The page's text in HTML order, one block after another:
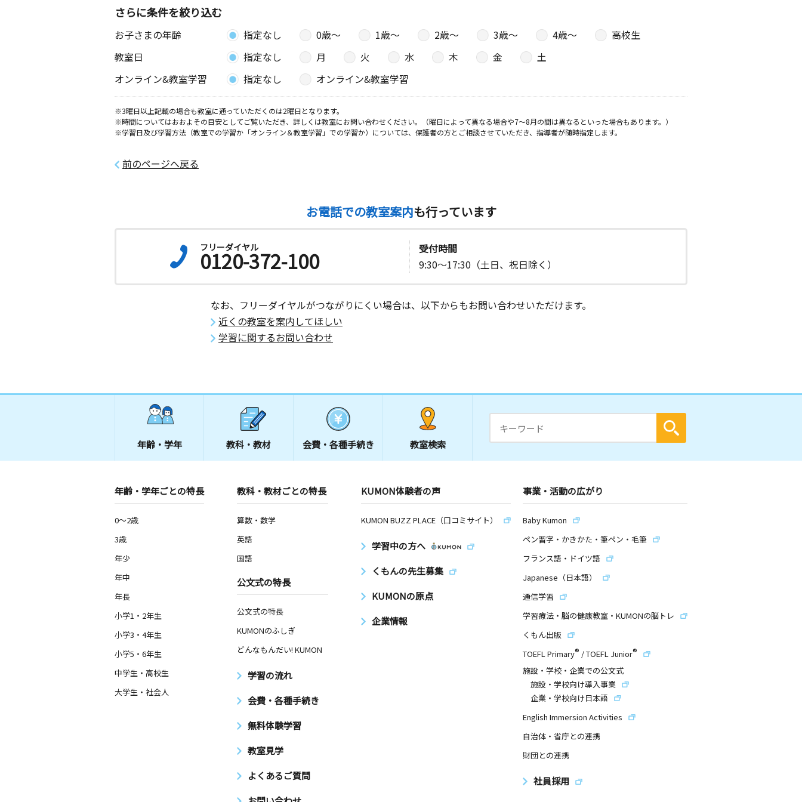
さらに条件を絞り込む
お子さまの年齢 指定なし 0歳〜 1歳〜 2歳〜 3歳〜 4歳〜
高校生
教室日
指定なし 月 火 水 木 金
土
オンライン&教室学習
指定なし オンライン&教室学習
※3曜日以上記載の場合も教室に通っていただくのは2曜日となります。
※時間についてはおおよその目安としてご覧いただき、詳しくは教室にお問い合わせください。（曜日によって異なる場合や7～8月の間は異なるといった場合もあります。）
※学習日及び学習方法（教室での学習か「オンライン＆教室学習」での学習か）については、保護者の方とご相談させていただき、指導者が随時指定します。
前のページへ戻る
お電話での教室案内も行っています
フリーダイヤル
0120-372-100
受付時間
9:30～17:30（土日、祝日除く）
なお、フリーダイヤルがつながりにくい場合は、以下からもお問い合わせいただけます。
近くの教室を案内してほしい
学習に関するお問い合わせ
年齢・学年 教科・教材 会費・ 各種手続き 教室検索
年齢・学年ごとの特長
0～2歳
3歳
年少
年中
年長
小学1・2年生
小学3・4年生
小学5・6年生
中学生・高校生
大学生・社会人
教科・教材ごとの特長
算数・数学
英語
国語
公文式の特長
公文式の特長
KUMONのふしぎ
どんなもんだい! KUMON
学習の流れ
会費・各種手続き
無料体験学習
教室見学
よくあるご質問
KUMON体験者の声
KUMON BUZZ PLACE（口コミサイト）
学習中の方へ
くもんの先生募集
KUMONの原点
企業情報
事業・活動の広がり
Baby Kumon
ペン習字・かきかた・筆ペン・毛筆
フランス語・ドイツ語
Japanese（日本語）
通信学習
学習療法・脳の健康教室・KUMONの脳トレ
くもん出版
TOEFL Primary® /TOEFL Junior®
施設・学校・企業での公文式
施設・学校向け導入事業
企業・学校向け日本語
English Immersion Activities
自治体・省庁との連携
財団との連携
社員採用